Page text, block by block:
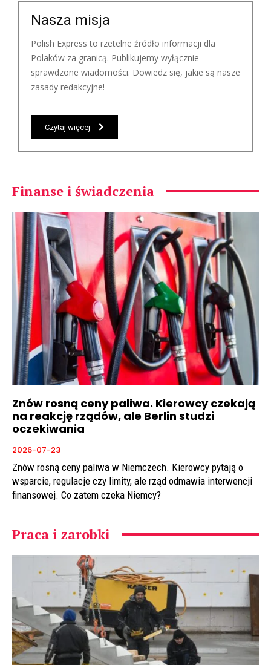
Nasza misja
Polish Express to rzetelne źródło informacji dla
Polaków za granicą. Publikujemy wyłącznie
sprawdzone wiadomości. Dowiedz się, jakie są nasze
zasady redakcyjne!
Czytaj więcej
Finanse i świadczenia
Znów rosną ceny paliwa. Kierowcy czekają
na reakcję rządów, ale Berlin studzi
oczekiwania
2026-07-23
Znów rosną ceny paliwa w Niemczech. Kierowcy pytają o
wsparcie, regulacje czy limity, ale rząd odmawia interwencji
finansowej. Co zatem czeka Niemcy?
Praca i zarobki